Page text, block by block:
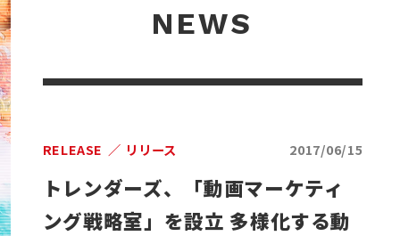
NEWS
RELEASE リリース 2017/06/15
トレンダーズ、「動画マーケティ
ング戦略室」を設立 多様化する動